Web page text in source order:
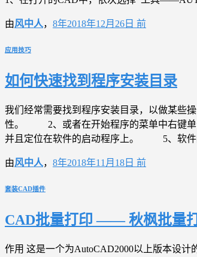
由风中人， 8年2018年12月26日 前
应用技巧
如何快速找到程序安装目录
我们经常需要找到程序安装目录，以做某
性。 2、或者在开始程序的菜单中右键单
并且定位在软件的启动程序上。 5、软件的
由风中人， 8年2018年11月18日 前
套装CAD插件
CAD批量打印 —— 秋枫批量
作用 这是一个为AutoCAD2000以上版本设